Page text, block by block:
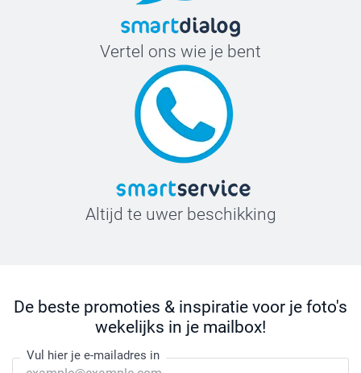
Vertel ons wie je bent
Altijd te uwer beschikking
De beste promoties & inspiratie voor je foto's
wekelijks in je mailbox!
Vul hier je e-mailadres in